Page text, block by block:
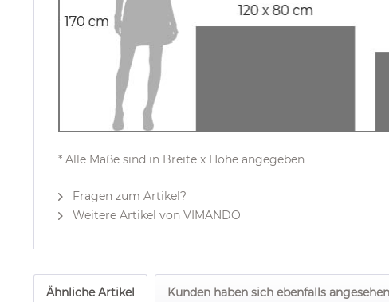
* Alle Maße sind in Breite x Höhe angegeben
Fragen zum Artikel?
Weitere Artikel von VIMANDO
Ähnliche Artikel Kunden haben sich ebenfalls angesehen